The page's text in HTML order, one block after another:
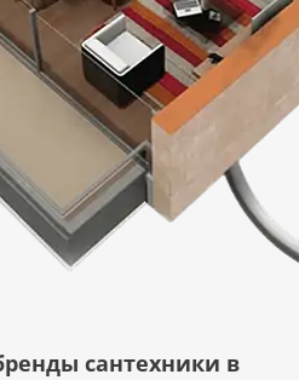
сантехники в